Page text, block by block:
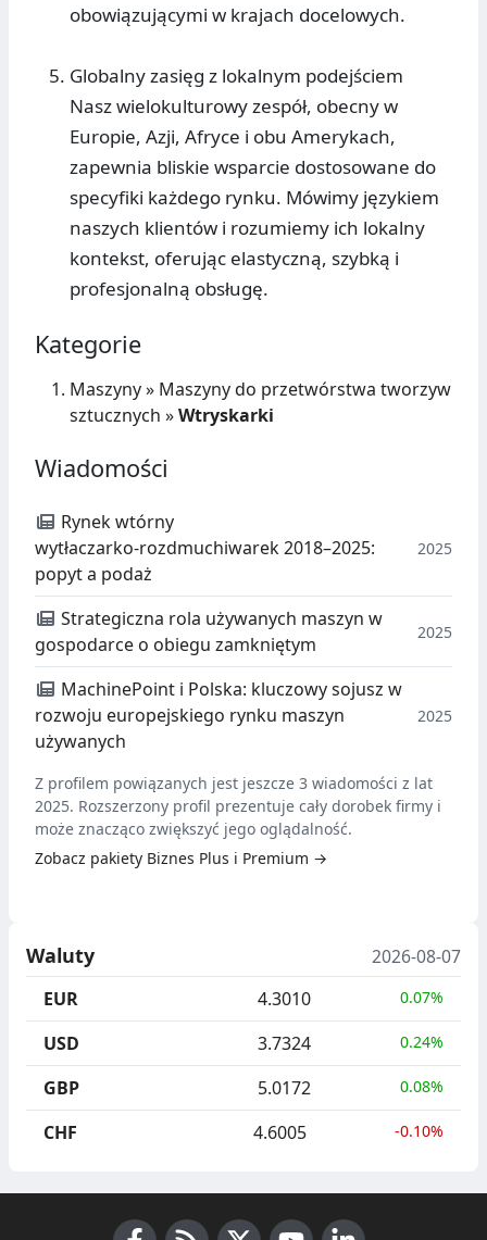
obowiązującymi w krajach docelowych.
Globalny zasięg z lokalnym podejściem
Nasz wielokulturowy zespół, obecny w
Europie, Azji, Afryce i obu Amerykach,
zapewnia bliskie wsparcie dostosowane do
specyfiki każdego rynku. Mówimy językiem
naszych klientów i rozumiemy ich lokalny
kontekst, oferując elastyczną, szybką i
profesjonalną obsługę.
Kategorie
Maszyny» Maszyny do przetwórstwa tworzyw
sztucznych »Wtryskarki
Wiadomości
Rynek wtórny
wytłaczarko‑rozdmuchiwarek 2018–2025:
popyt a podaż
2025
Strategiczna rola używanych maszyn w
gospodarce o obiegu zamkniętym
2025
MachinePoint i Polska: kluczowy sojusz w
rozwoju europejskiego rynku maszyn
używanych
2025
Z profilem powiązanych jest jeszcze 3 wiadomości z lat
2025. Rozszerzony profil prezentuje cały dorobek firmy i
może znacząco zwiększyć jego oglądalność.
Zobacz pakiety Biznes Plus i Premium →
Waluty
2026-08-07
EUR
4.3010 0.07%
USD 3.7324 0.24%
GBP 5.0172 0.08%
CHF 4.6005 -0.10%